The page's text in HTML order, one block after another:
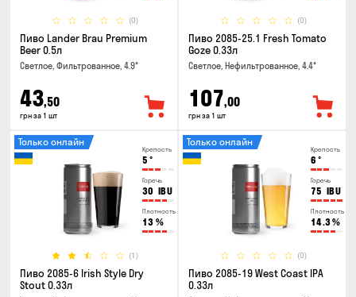
(0)
Пиво Lander Brau Premium
Beer 0.5л
Светлое, Фильтрованное, 4.9°
43,50
грн за 1 шт
(0)
Пиво 2085-25.1 Fresh Tomato
Goze 0.33л
Светлое, Нефильтрованное, 4.4°
107,00
грн за 1 шт
Крепость
5 °
Горечь
30 IBU
Плотность
13 %
(1)
Только онлайн
Пиво 2085-6 Irish Style Dry
Stout 0.33л
Крепость
6 °
Горечь
75 IBU
Плотность
14.3%
(0)
Только онлайн
Пиво 2085-19 West Coast IPA
0.33л